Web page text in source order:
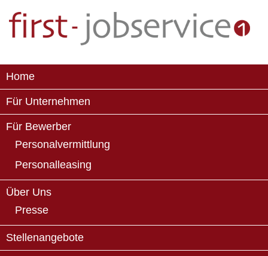
Home
Für Unternehmen
Für Bewerber
Personalvermittlung
Personalleasing
Über Uns
Presse
Stellenangebote